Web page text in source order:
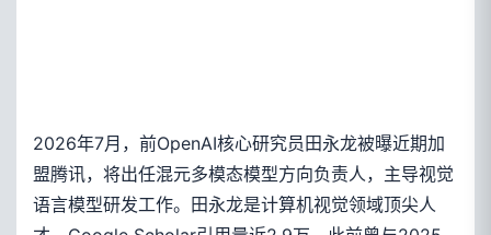
2026年7月，前OpenAI核心研究员田永龙被曝近期加
盟腾讯，将出任混元多模态模型方向负责人，主导视觉
语言模型研发工作。田永龙是计算机视觉领域顶尖人